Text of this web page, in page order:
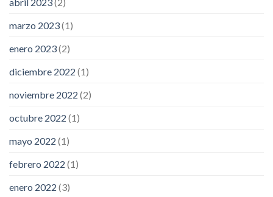
marzo 2023(1)
enero 2023(2)
diciembre 2022 (1)
noviembre 2022 (2)
octubre 2022 (1)
mayo 2022 (1)
febrero 2022 (1)
enero 2022 (3)